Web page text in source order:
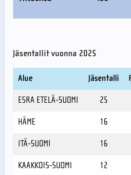
Jäsentallit vuonna 2025
Alue Jäsentalli
ESRA ETELÄ-SUOMI 25
HÄME 16
ITÄ-SUOMI 16
KAAKKOIS-SUOMI 12